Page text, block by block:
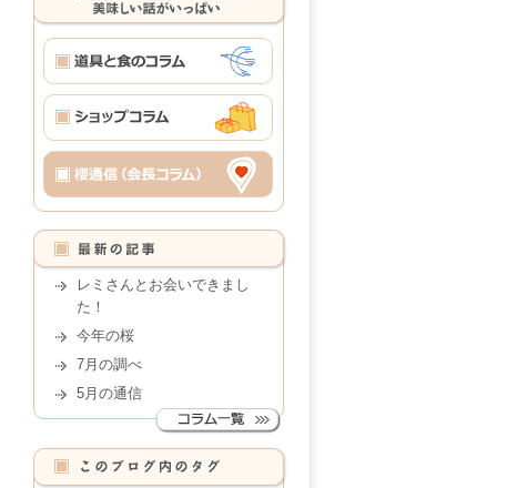
レミさんとお会いできまし
た！
今年の桜
7月の調べ
5月の通信